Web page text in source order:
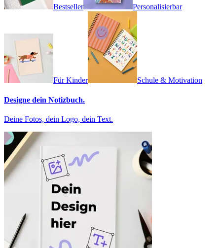
Bestseller Personalisierbar
Für Kinder Schule & Motivation
Designe dein Notizbuch.
Deine Fotos, dein Logo, dein Text.